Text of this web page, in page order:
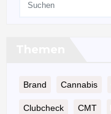
Brand Cannabis
Clubcheck CMT